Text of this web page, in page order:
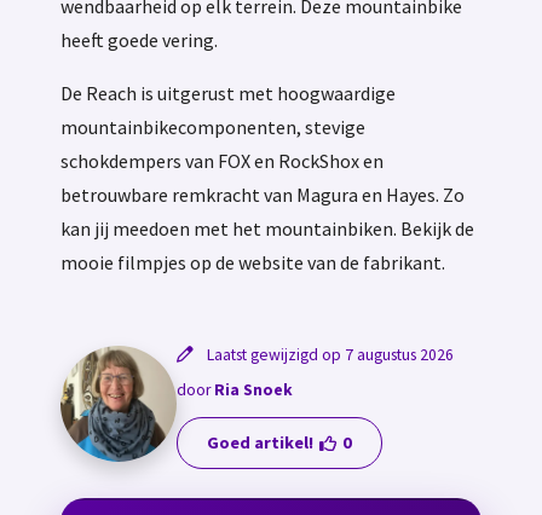
wendbaarheid op elk terrein. Deze mountainbike
heeft goede vering.
De Reach is uitgerust met hoogwaardige
mountainbikecomponenten, stevige
schokdempers van FOX en RockShox en
betrouwbare remkracht van Magura en Hayes. Zo
kan jij meedoen met het mountainbiken. Bekijk de
mooie filmpjes op de website van de fabrikant.
Laatst gewijzigd op 7 augustus 2026
doorRia Snoek
Goed artikel! 0